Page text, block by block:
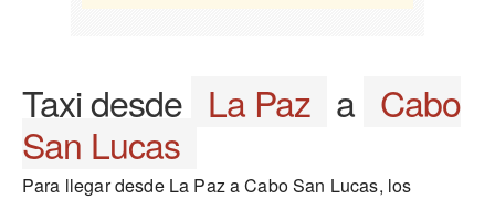
Taxi desde La Paz a Cabo
San Lucas
Para llegar desde La Paz a Cabo San Lucas, los